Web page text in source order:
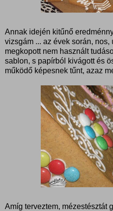
Annak idején kitűnő
vizsgám ... az évek során, nos,
megkopott nem használt
sablon, s papírból kivágott és
működő képesnek tűnt, azaz
Amíg terveztem, mézestésztát